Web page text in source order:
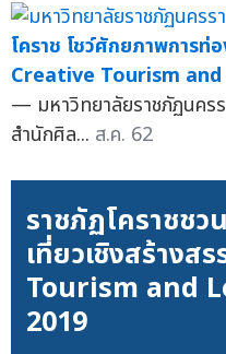
โคราช โชว์ศักยภาพการท่
Creative Tourism
— มหาวิทยาลัยราชภัฏนคร
สำนักศิล... ส.ค. 62
ราชภัฏโคราชช
เที่ยวเชิงสร้างส
Tourism and
2019